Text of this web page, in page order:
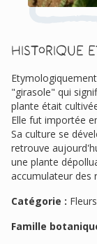
Historique
"girasole" qui
plante était
Elle fut importée
Sa culture se
retrouve
une plante
accumulateur des
Catégorie :
Famille